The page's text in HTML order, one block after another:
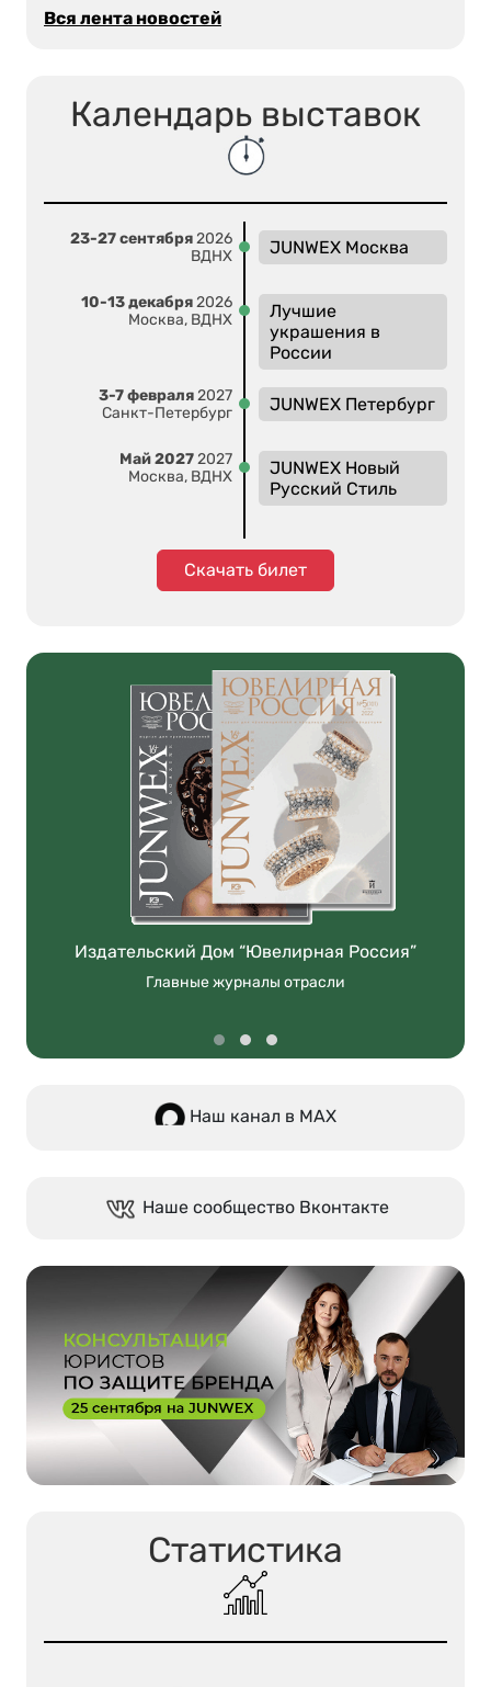
Вся лента новостей
Календарь выставок
23-27 сентября2026
ВДНХ
JUNWEX Москва
10-13 декабря2026
Москва, ВДНХ
Лучшие
украшения в
России
3-7 февраля2027
Санкт-Петербург
JUNWEX Петербург
Май 20272027
Москва, ВДНХ
JUNWEX Новый
Русский Стиль
Скачать билет
Издательский Дом “Ювелирная Россия”
Главные журналы отрасли
Наш канал в МАХ
Наше сообщество Вконтакте
Статистика